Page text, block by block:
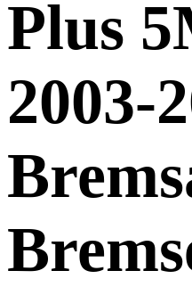
Plus
2003-